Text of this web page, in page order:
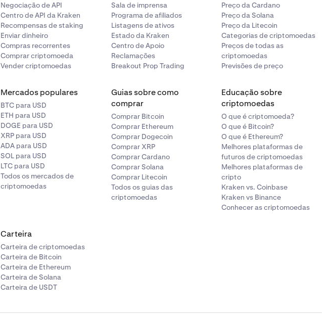
Negociação de API
Centro de API da Kraken
Recompensas de staking
Enviar dinheiro
Compras recorrentes
Comprar criptomoeda
Vender criptomoedas
Sala de imprensa
Programa de afiliados
Listagens de ativos
Estado da Kraken
Centro de Apoio
Reclamações
Breakout Prop Trading
Preço da Cardano
Preço da Solana
Preço da Litecoin
Categorias de criptomoedas
Preços de todas as
criptomoedas
Previsões de preço
Mercados populares
BTC para USD
ETH para USD
DOGE para USD
XRP para USD
ADA para USD
SOL para USD
LTC para USD
Todos os mercados de
criptomoedas
Guias sobre como
comprar
Comprar Bitcoin
Comprar Ethereum
Comprar Dogecoin
Comprar XRP
Comprar Cardano
Comprar Solana
Comprar Litecoin
Todos os guias das
criptomoedas
Educação sobre
criptomoedas
O que é criptomoeda?
O que é Bitcoin?
O que é Ethereum?
Melhores plataformas de
futuros de criptomoedas
Melhores plataformas de
cripto
Kraken vs. Coinbase
Kraken vs Binance
Conhecer as criptomoedas
Carteira
Carteira de criptomoedas
Carteira de Bitcoin
Carteira de Ethereum
Carteira de Solana
Carteira de USDT